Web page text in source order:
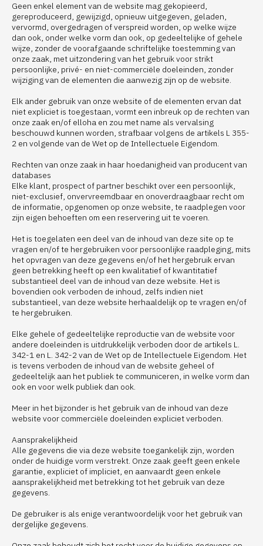
Geen enkel element van de website mag gekopieerd,
gereproduceerd, gewijzigd, opnieuw uitgegeven, geladen,
vervormd, overgedragen of verspreid worden, op welke wijze
dan ook, onder welke vorm dan ook, op gedeeltelijke of gehele
wijze, zonder de voorafgaande schriftelijke toestemming van
onze zaak, met uitzondering van het gebruik voor strikt
persoonlijke, privé- en niet-commerciële doeleinden, zonder
wijziging van de elementen die aanwezig zijn op de website.
Elk ander gebruik van onze website of de elementen ervan dat
niet expliciet is toegestaan, vormt een inbreuk op de rechten van
onze zaak en/of elloha en zou met name als vervalsing
beschouwd kunnen worden, strafbaar volgens de artikels L 355-
2 en volgende van de Wet op de Intellectuele Eigendom.
Rechten van onze zaak in haar hoedanigheid van producent van
databases
Elke klant, prospect of partner beschikt over een persoonlijk,
niet-exclusief, onvervreemdbaar en onoverdraagbaar recht om
de informatie, opgenomen op onze website, te raadplegen voor
zijn eigen behoeften om een reservering uit te voeren.
Het is toegelaten een deel van de inhoud van deze site op te
vragen en/of te hergebruiken voor persoonlijke raadpleging, mits
het opvragen van deze gegevens en/of het hergebruik ervan
geen betrekking heeft op een kwalitatief of kwantitatief
substantieel deel van de inhoud van deze website. Het is
bovendien ook verboden de inhoud, zelfs indien niet
substantieel, van deze website herhaaldelijk op te vragen en/of
te hergebruiken.
Elke gehele of gedeeltelijke reproductie van de website voor
andere doeleinden is uitdrukkelijk verboden door de artikels L.
342-1 en L. 342-2 van de Wet op de Intellectuele Eigendom. Het
is tevens verboden de inhoud van de website geheel of
gedeeltelijk aan het publiek te communiceren, in welke vorm dan
ook en voor welk publiek dan ook.
Meer in het bijzonder is het gebruik van de inhoud van deze
website voor commerciële doeleinden expliciet verboden.
Aansprakelijkheid
Alle gegevens die via deze website toegankelijk zijn, worden
onder de huidige vorm verstrekt. Onze zaak geeft geen enkele
garantie, expliciet of impliciet, en aanvaardt geen enkele
aansprakelijkheid met betrekking tot het gebruik van deze
gegevens.
De gebruiker is als enige verantwoordelijk voor het gebruik van
dergelijke gegevens.